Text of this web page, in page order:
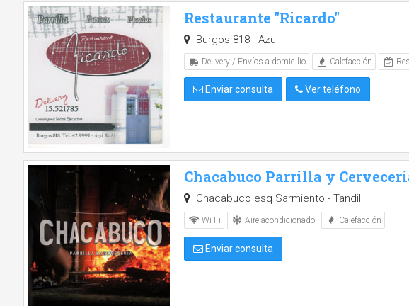
Restaurante "Ricardo"
Burgos 818 - Azul
Delivery / Envíos a domicilio Calefacción
Enviar consulta Ver teléfono
Chacabuco Parrilla y
Chacabuco esq Sarmiento - Tandil
Wi-Fi Aire acondicionado Calefacción
Enviar consulta